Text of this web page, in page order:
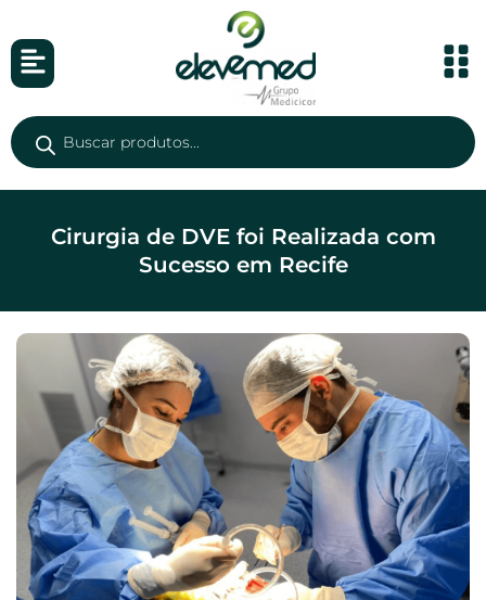
Cirurgia de DVE foi Realizada com
Sucesso em Recife